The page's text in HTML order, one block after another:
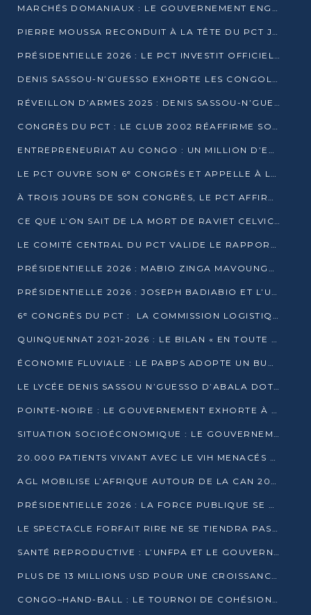
MARCHÉS DOMANIAUX : LE GOUVERNEMENT ENGAGE LA STRUCTURATION DES TAXES D’ASSAINISSEMENT
PIERRE MOUSSA RECONDUIT À LA TÊTE DU PCT JUSQU’EN 2031
PRÉSIDENTIELLE 2026 : LE PCT INVESTIT OFFICIELLEMENT DENIS SASSOU NGUESSO
DENIS SASSOU-N’GUESSO EXHORTE LES CONGOLAIS À L’UNITÉ ET AU FAIR-PLAY DÉMOCRATIQUE EN 2026
RÉVEILLON D’ARMES 2025 : DENIS SASSOU-N’GUESSO GARANTIT DES ÉLECTIONS 2026 PAISIBLES ET SÉCURISÉES
CONGRÈS DU PCT : LE CLUB 2002 RÉAFFIRME SON SOUTIEN À DENIS SASSOU-N’GUESSO POUR 2026
ENTREPRENEURIAT AU CONGO : UN MILLION D’EUROS POUR FINANCER LES STARTUPS DÈS 2026
LE PCT OUVRE SON 6ᵉ CONGRÈS ET APPELLE À LA CANDIDATURE DE DENIS SASSOU NGUESSO
À TROIS JOURS DE SON CONGRÈS, LE PCT AFFIRME AVOIR ATTEINT TOUS SES OBJECTIFS
CE QUE L’ON SAIT DE LA MORT DE RAVIET CELVIC N’TSIANTSIE
LE COMITÉ CENTRAL DU PCT VALIDE LE RAPPORT DU CONGRÈS ET SOUTIENT DENIS SASSOU N’GUESSO
PRÉSIDENTIELLE 2026 : MABIO ZINGA MAVOUNGOU DÉCLARE SA CANDIDATURE ET CHARGE LE BILAN DU PCT
PRÉSIDENTIELLE 2026 : JOSEPH BADIABIO ET L’UDH-YUKI JOUENT LA PRUDENCE
6ᵉ CONGRÈS DU PCT : LA COMMISSION LOGISTIQUE ASSURE LA DISTRIBUTION DES KITS
QUINQUENNAT 2021-2026 : LE BILAN « EN TOUTE TRANSPARENCE » PRÉSENTÉ À LA PRESSE
ÉCONOMIE FLUVIALE : LE PABPS ADOPTE UN BUDGET 2026 DE PLUS DE 2,7 MILLIARDS FCFA
LE LYCÉE DENIS SASSOU N’GUESSO D’ABALA DOTÉ D’UNE SALLE MULTIMÉDIA
POINTE-NOIRE : LE GOUVERNEMENT EXHORTE À UN USAGE RESPONSABLE DU NOUVEAU MATÉRIEL MUNICIPAL
SITUATION SOCIOÉCONOMIQUE : LE GOUVERNEMENT INTERPELLÉ DEVANT LE SÉNAT
20.000 PATIENTS VIVANT AVEC LE VIH MENACÉS D’ARRÊT DE TRAITEMENT
AGL MOBILISE L’AFRIQUE AUTOUR DE LA CAN 2025
PRÉSIDENTIELLE 2026 : LA FORCE PUBLIQUE SE PRÉPARE À SÉCURISER LE SCRUTIN
LE SPECTACLE FORFAIT RIRE NE SE TIENDRA PAS LE 1ER JANVIER
SANTÉ REPRODUCTIVE : L’UNFPA ET LE GOUVERNEMENT AFFINENT LES PRIORITÉS DE 2026
PLUS DE 13 MILLIONS USD POUR UNE CROISSANCE VERTE ET SOUVERAINE
CONGO–HAND-BALL : LE TOURNOI DE COHÉSION ET DE FRATERNITÉ ALLUME SES LAMPIONS À BRAZZAVILLE